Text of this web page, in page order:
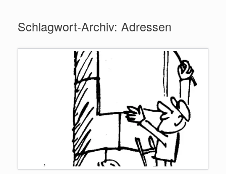
springenSchlagwort-Archiv: Adressen